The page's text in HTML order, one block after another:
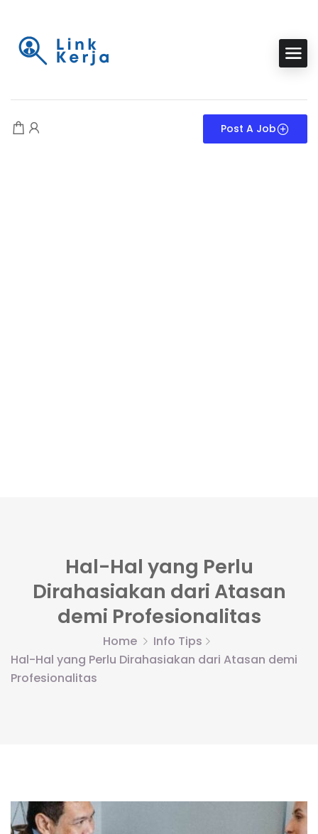
Post A Job
Hal-Hal yang Perlu
Dirahasiakan dari Atasan
demi Profesionalitas
Home
Info Tips
Hal-Hal yang Perlu Dirahasiakan dari Atasan demi
Profesionalitas